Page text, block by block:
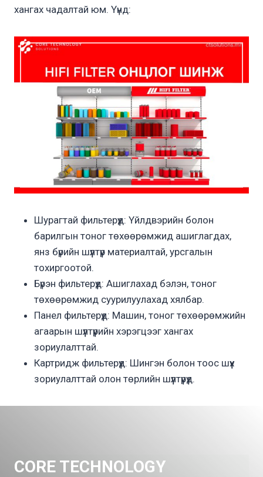
хангах чадалтай юм. Үүнд:
Шурагтай фильтерүүд: Үйлдвэрийн болон
барилгын тоног төхөөрөмжид ашиглагдах,
янз бүрийн шүүлтүүр материалтай, урсгалын
тохиргоотой.
Бүрэн фильтерүүд: Ашиглахад бэлэн, тоног
төхөөрөмжид суурилуулахад хялбар.
Панел фильтерүүд: Машин, тоног төхөөрөмжийн
агаарын шүүлтүүрийн хэрэгцээг хангах
зориулалттай.
Картридж фильтерүүд: Шингэн болон тоос шүүх
зориулалттай олон төрлийн шүүлтүүрүүд.
CORE TECHNOLOGY